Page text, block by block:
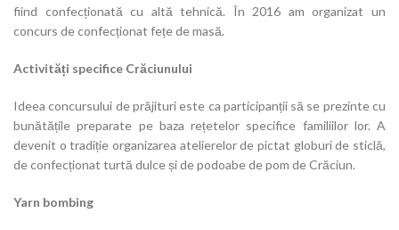
fiind confecționată cu altă tehnică. În 2016 am organizat un
concurs de confecționat fețe de masă.
Activități specifice Crăciunului
Ideea concursului de prăjituri este ca participanții să se prezinte cu
bunătățile preparate pe baza rețetelor specifice familiilor lor. A
devenit o tradiție organizarea atelierelor de pictat globuri de sticlă,
de confecționat turtă dulce și de podoabe de pom de Crăciun.
Yarn bombing